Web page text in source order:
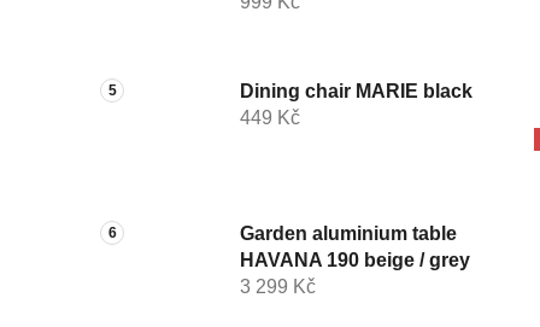
Dining chair MARIE black
449 Kč
Garden aluminium table
HAVANA 190 beige / grey
3 299 Kč